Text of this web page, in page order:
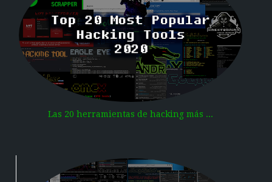
Las 20 herramientas de hacking más ...